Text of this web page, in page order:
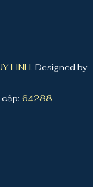
LINH. Designed by
64288